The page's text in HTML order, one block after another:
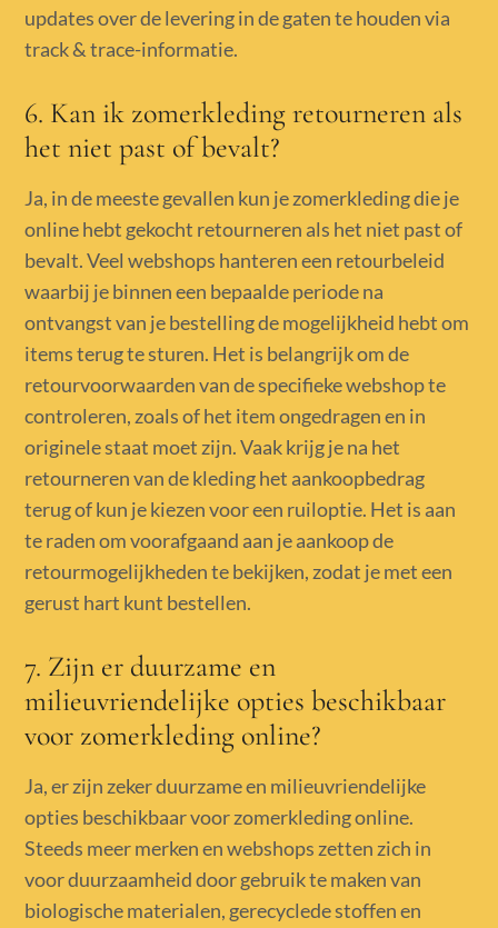
updates over de levering in de gaten te houden via
track & trace-informatie.
6. Kan ik zomerkleding retourneren als
het niet past of bevalt?
Ja, in de meeste gevallen kun je zomerkleding die je
online hebt gekocht retourneren als het niet past of
bevalt. Veel webshops hanteren een retourbeleid
waarbij je binnen een bepaalde periode na
ontvangst van je bestelling de mogelijkheid hebt om
items terug te sturen. Het is belangrijk om de
retourvoorwaarden van de specifieke webshop te
controleren, zoals of het item ongedragen en in
originele staat moet zijn. Vaak krijg je na het
retourneren van de kleding het aankoopbedrag
terug of kun je kiezen voor een ruiloptie. Het is aan
te raden om voorafgaand aan je aankoop de
retourmogelijkheden te bekijken, zodat je met een
gerust hart kunt bestellen.
7. Zijn er duurzame en
milieuvriendelijke opties beschikbaar
voor zomerkleding online?
Ja, er zijn zeker duurzame en milieuvriendelijke
opties beschikbaar voor zomerkleding online.
Steeds meer merken en webshops zetten zich in
voor duurzaamheid door gebruik te maken van
biologische materialen, gerecyclede stoffen en